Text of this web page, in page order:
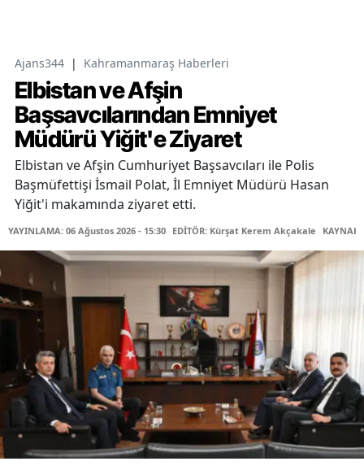
Ajans344 | Kahramanmaraş Haberleri
Elbistan ve Afşin
Başsavcılarından Emniyet
Müdürü Yiğit'e Ziyaret
Elbistan ve Afşin Cumhuriyet Başsavcıları ile Polis
Başmüfettişi İsmail Polat, İl Emniyet Müdürü Hasan
Yiğit'i makamında ziyaret etti.
YAYINLAMA: 06 Ağustos 2026 - 15:30 EDİTÖR: Kürşat Kerem Akçakale